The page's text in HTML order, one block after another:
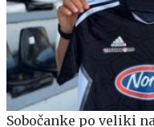
Sobočanke po veliki